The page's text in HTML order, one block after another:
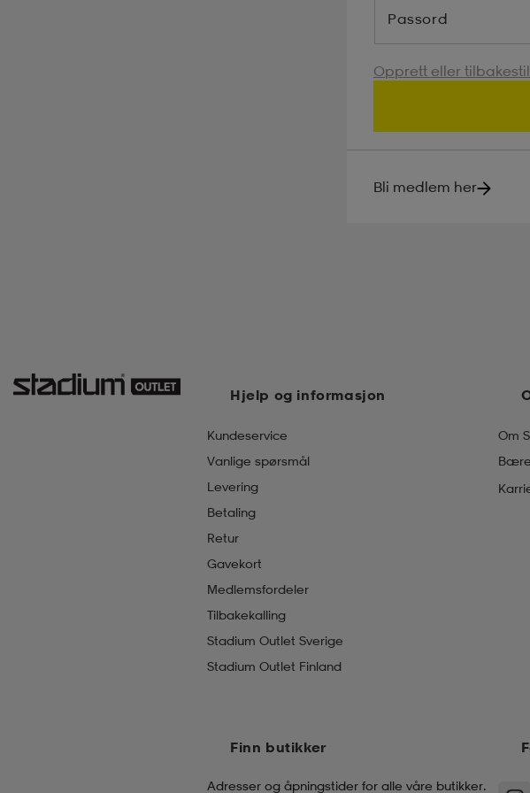
Passord
Opprett eller
Bli medlem her
Hjelp og informasjon
Kundeservice
Vanlige spørsmål
Levering
Betaling
Retur
Gavekort
Medlemsfordeler
Tilbakekalling
Stadium Outlet Sverige
Stadium Outlet Finland
Om
Finn butikker
Adresser og åpningstider for alle våre butikker.